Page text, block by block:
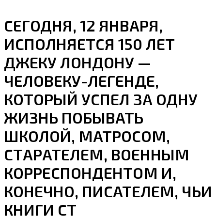
СЕГОДНЯ, 12 ЯНВАРЯ,
ИСПОЛНЯЕТСЯ 150 ЛЕТ
ДЖЕКУ ЛОНДОНУ —
ЧЕЛОВЕКУ-ЛЕГЕНДЕ,
КОТОРЫЙ УСПЕЛ ЗА ОДНУ
ЖИЗНЬ ПОБЫВАТЬ
ШКОЛОЙ, МАТРОСОМ,
СТАРАТЕЛЕМ, ВОЕННЫМ
КОРРЕСПОНДЕНТОМ И,
КОНЕЧНО, ПИСАТЕЛЕМ, ЧЬИ
КНИГИ СТ